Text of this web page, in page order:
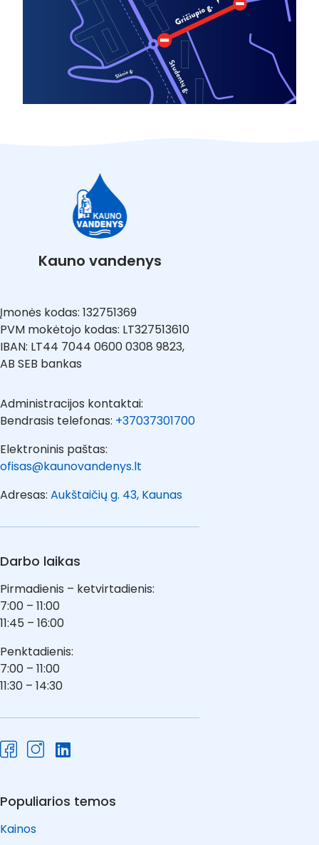
Kauno vandenys
Įmonės kodas: 132751369
PVM mokėtojo kodas: LT327513610
IBAN: LT44 7044 0600 0308 9823,
AB SEB bankas
Administracijos kontaktai:
Bendrasis telefonas: +37037301700
Elektroninis paštas:
ofisas@kaunovandenys.lt
Adresas: Aukštaičių g. 43, Kaunas
Darbo laikas
Pirmadienis – ketvirtadienis:
7:00 – 11:00
11:45 – 16:00
Penktadienis:
7:00 – 11:00
11:30 – 14:30
Populiarios temos
Kainos